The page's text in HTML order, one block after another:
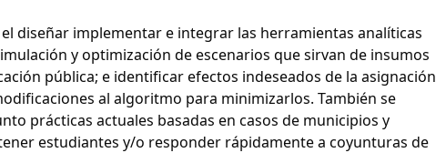
diseñar implementar e integrar las herramientas analíticas
y optimización de escenarios que sirvan de insumos
pública; e identificar efectos indeseados de la asignación
al algoritmo para minimizarlos. También se
prácticas actuales basadas en casos de municipios y
estudiantes y/o responder rápidamente a coyunturas de